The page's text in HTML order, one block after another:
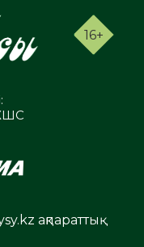
16+
ақпараттық